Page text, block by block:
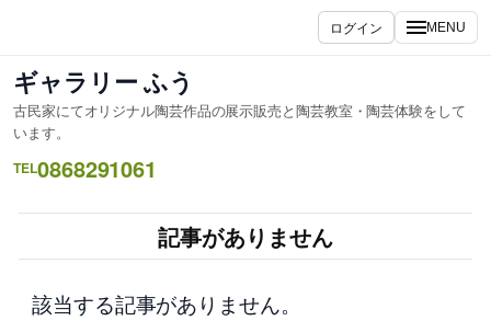
ス
キ
ッ
プ
ログイン MENU
ギャラリー ふう
古民家にてオリジナル陶芸作品の展示販売と陶芸教室・陶芸体験をして
います。
TEL0868291061
記事がありません
該当する記事がありません。